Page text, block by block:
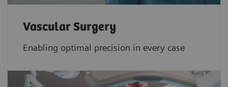
Vascular Surgery
Enabling optimal precision in every case